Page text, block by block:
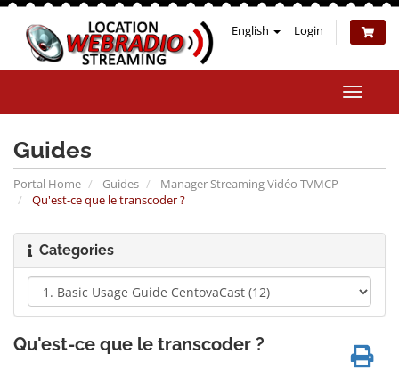
English Login
Toggle
Guides
Portal Home Guides
Manager Streaming Vidéo TVMCP
Qu'est-ce que le transcoder ?
Categories
Qu'est-ce que le transcoder ?